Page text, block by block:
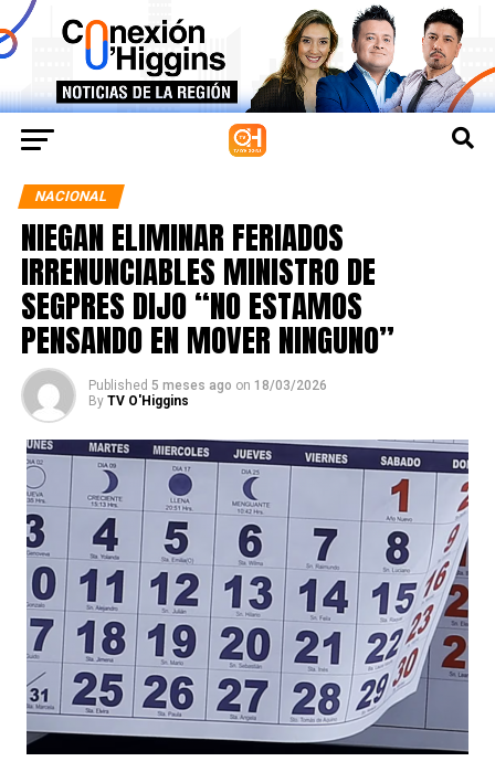
NACIONAL
NIEGAN ELIMINAR FERIADOS
IRRENUNCIABLES MINISTRO DE
SEGPRES DIJO “NO ESTAMOS
PENSANDO EN MOVER NINGUNO”
Published 5 meses ago on 18/03/2026
By TV O'Higgins